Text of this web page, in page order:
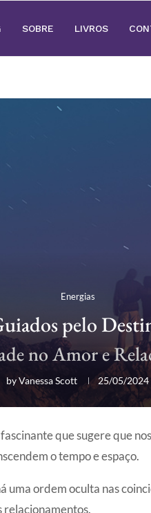
SOBRE LIVROS
Energias
pelo
no Amor e
byVanessa Scott 25/05/2024
que sugere que
o tempo e espaço.
uma ordem oculta nas
relacionamentos.